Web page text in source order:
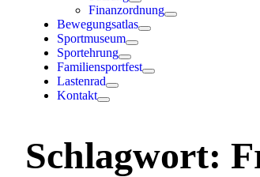
Finanzordnung
Bewegungsatlas
Sportmuseum
Sportehrung
Familiensportfest
Lastenrad
Kontakt
Schlagwort: